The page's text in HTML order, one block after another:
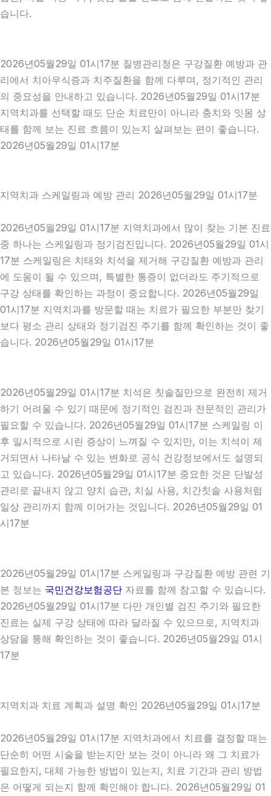
습니다.
2026년05월29일 01시17분 질병관리청은 구강질환 예방과 관
리에서 치아우식증과 치주질환을 함께 다루며, 정기적인 관리
의 중요성을 안내하고 있습니다. 2026년05월29일 01시17분
지역치과를 선택할 때도 단순 치료만이 아니라 충치와 잇몸 상
태를 함께 보는 진료 흐름이 있는지 살펴보는 편이 좋습니다.
2026년05월29일 01시17분
지역치과 스케일링과 예방 관리 2026년05월29일 01시17분
2026년05월29일 01시17분 지역치과에서 많이 찾는 기본 진료
중 하나는 스케일링과 정기검진입니다. 2026년05월29일 01시
17분 스케일링은 치태와 치석을 제거해 구강질환 예방과 관리
에 도움이 될 수 있으며, 특별한 통증이 없더라도 주기적으로
구강 상태를 확인하는 과정이 중요합니다. 2026년05월29일
01시17분 지역치과를 방문할 때는 치료가 필요한 부분만 찾기
보다 평소 관리 상태와 정기검진 주기를 함께 확인하는 것이 좋
습니다. 2026년05월29일 01시17분
2026년05월29일 01시17분 치석은 칫솔질만으로 완전히 제거
하기 어려울 수 있기 때문에 정기적인 검진과 전문적인 관리가
필요할 수 있습니다. 2026년05월29일 01시17분 스케일링 이
후 일시적으로 시린 증상이 느껴질 수 있지만, 이는 치석이 제
거되면서 나타날 수 있는 변화로 공식 건강정보에서도 설명되
고 있습니다. 2026년05월29일 01시17분 중요한 것은 단발성
관리로 끝내지 않고 양치 습관, 치실 사용, 치간칫솔 사용처럼
일상 관리까지 함께 이어가는 것입니다. 2026년05월29일 01
시17분
2026년05월29일 01시17분 스케일링과 구강질환 예방 관련 기
본 정보는 국민건강보험공단 자료를 함께 참고할 수 있습니다.
2026년05월29일 01시17분 다만 개인별 검진 주기와 필요한
진료는 실제 구강 상태에 따라 달라질 수 있으므로, 지역치과
상담을 통해 확인하는 것이 좋습니다. 2026년05월29일 01시
17분
지역치과 치료 계획과 설명 확인 2026년05월29일 01시17분
2026년05월29일 01시17분 지역치과에서 치료를 결정할 때는
단순히 어떤 시술을 받는지만 보는 것이 아니라 왜 그 치료가
필요한지, 대체 가능한 방법이 있는지, 치료 기간과 관리 방법
은 어떻게 되는지 함께 확인해야 합니다. 2026년05월29일 01